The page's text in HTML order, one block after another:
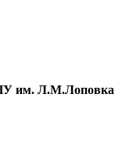
им. Л.М.Лоповка